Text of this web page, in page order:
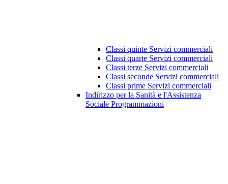
Classi quinte Servizi commerciali
Classi quarte Servizi commerciali
Classi terze Servizi commerciali
Classi seconde Servizi commerciali
Classi prime Servizi commerciali
Indirizzo per la Sanità e l'Assistenza
Sociale Programmazioni